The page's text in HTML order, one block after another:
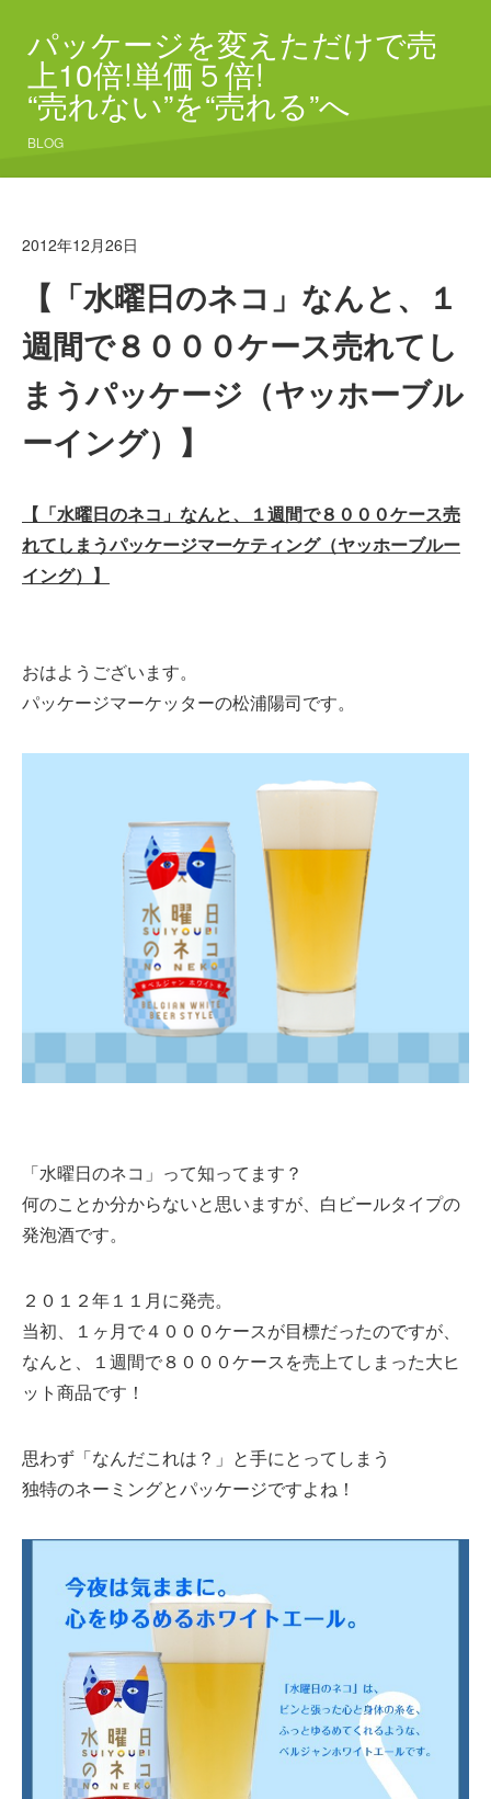
パッケージを変えただけで売
上10倍!単価５倍!
“売れない”を“売れる”へ
BLOG
2012年12月26日
【「水曜日のネコ」なんと、１
週間で８０００ケース売れてし
まうパッケージ（ヤッホーブル
ーイング）】
【「水曜日のネコ」なんと、１週間で８０００ケース売
れてしまうパッケージマーケティング（ヤッホーブルー
イング）】
おはようございます。
パッケージマーケッターの松浦陽司です。
「水曜日のネコ」って知ってます？
何のことか分からないと思いますが、白ビールタイプの
発泡酒です。
２０１２年１１月に発売。
当初、１ヶ月で４０００ケースが目標だったのですが、
なんと、１週間で８０００ケースを売上てしまった大ヒ
ット商品です！
思わず「なんだこれは？」と手にとってしまう
独特のネーミングとパッケージですよね！